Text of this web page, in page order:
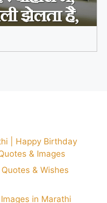
| Happy Birthday
& Images
Quotes & Wishes
in Marathi